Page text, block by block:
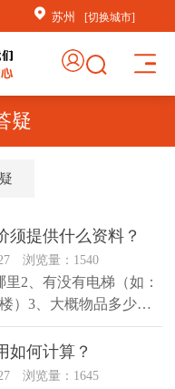
苏州 [切换城市]
疑
须提供什么资料？
浏览量：1540
里2、有没有电梯（如：
）3、大概物品多少、
如何计算？
浏览量：1645